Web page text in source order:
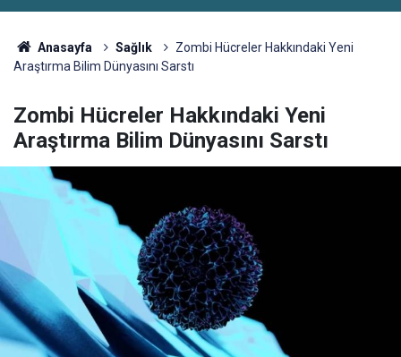
Anasayfa Sağlık
Zombi Hücreler Hakkındaki Yeni
Araştırma Bilim Dünyasını Sarstı
Zombi Hücreler Hakkındaki Yeni
Araştırma Bilim Dünyasını Sarstı